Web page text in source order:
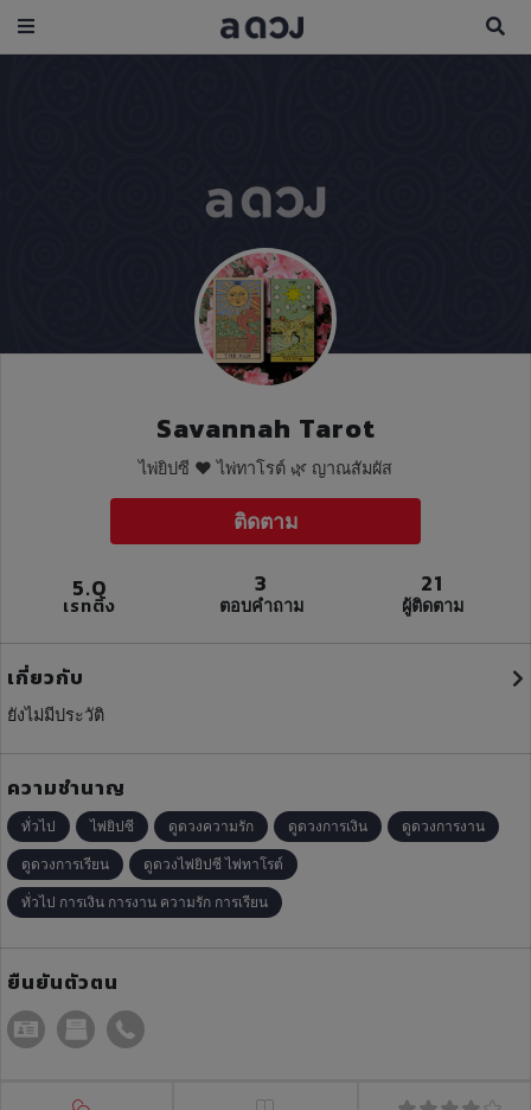
Savannah Tarot
ไพ่ยิปซี ♥️ ไพ่ทาโรต์ 🌿 ญาณสัมผัส
ติดตาม
5.0
เรทติ้ง
3
ตอบคำถาม
21
ผู้ติดตาม
เกี่ยวกับ
ยังไม่มีประวัติ
ความชำนาญ
ทั่วไป ไพ่ยิปซี ดูดวงความรัก ดูดวงการเงิน ดูดวงการงาน
ดูดวงการเรียน ดูดวงไพ่ยิปซี ไพ่ทาโรต์
ทั่วไป การเงิน การงาน ความรัก การเรียน
ยืนยันตัวตน